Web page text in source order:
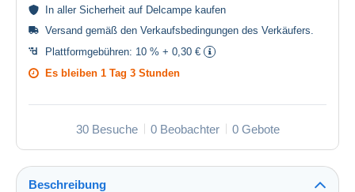
In aller Sicherheit auf Delcampe kaufen
Versand gemäß den Verkaufsbedingungen des Verkäufers
Plattformgebühren: 10 % + 0,30 €
Es bleiben 1 Tag 3 Stunden
30 Besuche 0 Beobachter 0 Gebote
Beschreibung